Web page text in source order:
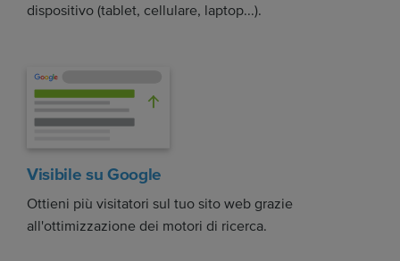
dispositivo (tablet, cellulare, laptop...).
Visibile su Google
Ottieni più visitatori sul tuo sito web grazie
all'ottimizzazione dei motori di ricerca.